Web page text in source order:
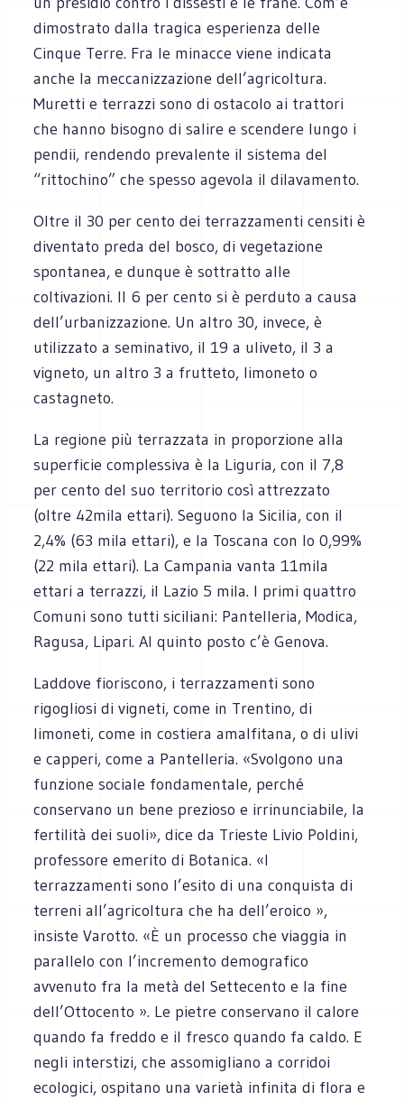
dimostrato dalla tragica esperienza delle
Cinque Terre. Fra le minacce viene indicata
anche la meccanizzazione dell’agricoltura.
Muretti e terrazzi sono di ostacolo ai trattori
che hanno bisogno di salire e scendere lungo i
pendii, rendendo prevalente il sistema del
“rittochino” che spesso agevola il dilavamento.
Oltre il 30 per cento dei terrazzamenti censiti è
diventato preda del bosco, di vegetazione
spontanea, e dunque è sottratto alle
coltivazioni. Il 6 per cento si è perduto a causa
dell’urbanizzazione. Un altro 30, invece, è
utilizzato a seminativo, il 19 a uliveto, il 3 a
vigneto, un altro 3 a frutteto, limoneto o
castagneto.
La regione più terrazzata in proporzione alla
superficie complessiva è la Liguria, con il 7,8
per cento del suo territorio così attrezzato
(oltre 42mila ettari). Seguono la Sicilia, con il
2,4% (63 mila ettari), e la Toscana con lo 0,99%
(22 mila ettari). La Campania vanta 11mila
ettari a terrazzi, il Lazio 5 mila. I primi quattro
Comuni sono tutti siciliani: Pantelleria, Modica,
Ragusa, Lipari. Al quinto posto c’è Genova.
Laddove fioriscono, i terrazzamenti sono
rigogliosi di vigneti, come in Trentino, di
limoneti, come in costiera amalfitana, o di ulivi
e capperi, come a Pantelleria. «Svolgono una
funzione sociale fondamentale, perché
conservano un bene prezioso e irrinunciabile, la
fertilità dei suoli», dice da Trieste Livio Poldini,
professore emerito di Botanica. «I
terrazzamenti sono l’esito di una conquista di
terreni all’agricoltura che ha dell’eroico »,
insiste Varotto. «È un processo che viaggia in
parallelo con l’incremento demografico
avvenuto fra la metà del Settecento e la fine
dell’Ottocento ». Le pietre conservano il calore
quando fa freddo e il fresco quando fa caldo. E
negli interstizi, che assomigliano a corridoi
ecologici, ospitano una varietà infinita di flora e